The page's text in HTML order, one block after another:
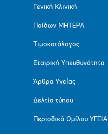
Γενική Κλινική
Παίδων ΜΗΤΕΡΑ
Τιμοκατάλογος
Εταιρική Υπευθυνότητα
Άρθρα Υγείας
Δελτία τύπου
Περιοδικά Ομίλου ΥΓΕΙΑ